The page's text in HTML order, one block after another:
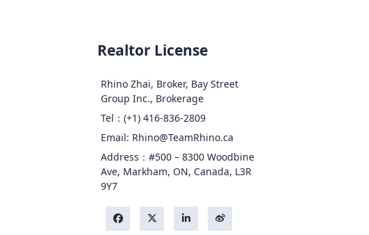
Realtor License
Rhino Zhai, Broker, Bay Street
Group Inc., Brokerage
Tel：(+1) 416-836-2809
Email: Rhino@TeamRhino.ca
Address：#500 – 8300 Woodbine
Ave, Markham, ON, Canada, L3R
9Y7